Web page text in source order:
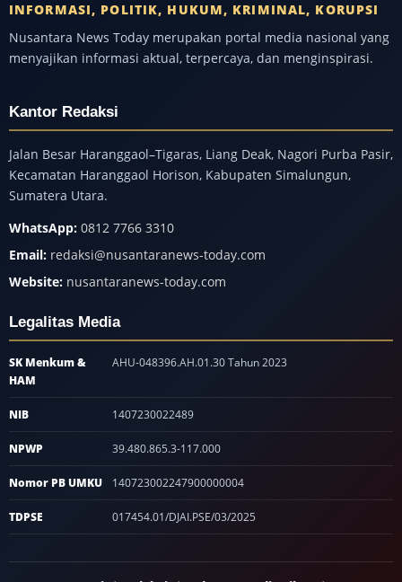
INFORMASI, POLITIK, HUKUM, KRIMINAL, KORUPSI
Nusantara News Today merupakan portal media nasional yang
menyajikan informasi aktual, terpercaya, dan menginspirasi.
Kantor Redaksi
Jalan Besar Haranggaol–Tigaras, Liang Deak, Nagori Purba Pasir,
Kecamatan Haranggaol Horison, Kabupaten Simalungun,
Sumatera Utara.
WhatsApp: 0812 7766 3310
Email: redaksi@nusantaranews-today.com
Website: nusantaranews-today.com
Legalitas Media
SK Menkum &
HAM
AHU-048396.AH.01.30 Tahun 2023
NIB 1407230022489
NPWP 39.480.865.3-117.000
Nomor PB UMKU 140723002247900000004
TDPSE 017454.01/DJAI.PSE/03/2025